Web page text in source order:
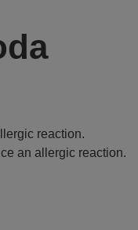
reaction.
an allergic reaction.